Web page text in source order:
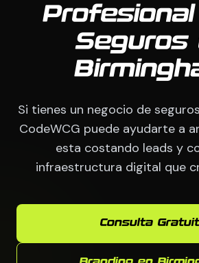
Seguros
Si tienes un negocio de
CodeWCG puede ayudarte a
esta costando leads y
infraestructura digital que
Consulta